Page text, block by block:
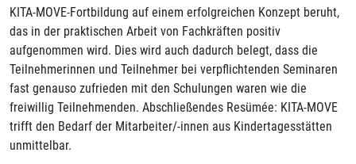
KITA-MOVE-Fortbildung auf einem erfolgreichen Konzept beruht,
das in der praktischen Arbeit von Fachkräften positiv
aufgenommen wird. Dies wird auch dadurch belegt, dass die
Teilnehmerinnen und Teilnehmer bei verpflichtenden Seminaren
fast genauso zufrieden mit den Schulungen waren wie die
freiwillig Teilnehmenden. Abschließendes Resümée: KITA-MOVE
trifft den Bedarf der Mitarbeiter/-innen aus Kindertagesstätten
unmittelbar.